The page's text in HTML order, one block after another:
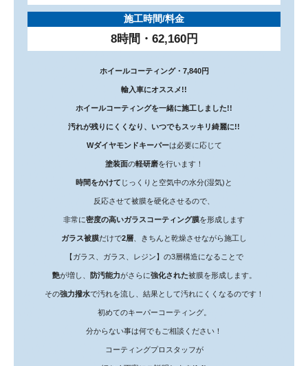
施工時間/料金
8時間・62,160円
ホイールコーティング・7,840円
輸入車にオススメ!!
ホイールコーティングを一緒に施工しました!!
汚れが残りにくくなり、いつでもスッキリ綺麗に!!
Wダイヤモンドキーパーは必要に応じて
塗装面の軽研磨を行います！
時間をかけて じっくりと空気中の水分(湿気)と
反応させて被膜を硬化させるので、
非常に密度の高いガラスコーティング膜を形成します
ガラス被膜だけで2層 、きちんと乾燥させながら施工し
【ガラス、ガラス、レジン】の3層構造になることで
艶が増し、 防汚能力がさらに強化された被膜を形成します。
その強力撥水で汚れを流し、結果として汚れにくくなるのです！
初めてのキーパーコーティング。
分からない事は何でもご相談ください！
コーティングプロスタッフが